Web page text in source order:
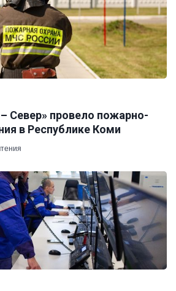
Север» провело пожарно-
в Республике Коми